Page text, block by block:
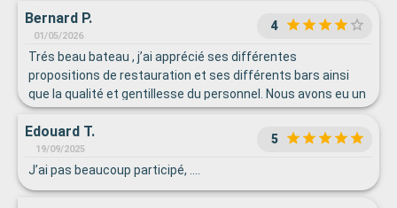
Bernard P.
01/05/2026
4
Trés beau bateau , j’ai apprécié ses différentes
propositions de restauration et ses différents bars ainsi
que la qualité et gentillesse du personnel. Nous avons eu un
problème de nuisance sonore provenant d’une tuyauterie
voisine survenant de manière aléatoire et qui n’a pu être
résolue pendant le durée de notre séjour. Mais notre suite
en dehors de ce problème était parfaite .
Edouard T.
19/09/2025
5
J’ai pas beaucoup participé, ….